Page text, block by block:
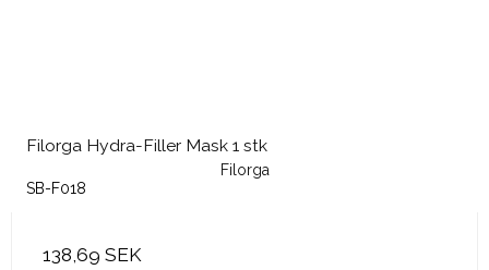
Filorga Hydra-Filler Mask 1 stk
Filorga
SB-F018
138,69 SEK